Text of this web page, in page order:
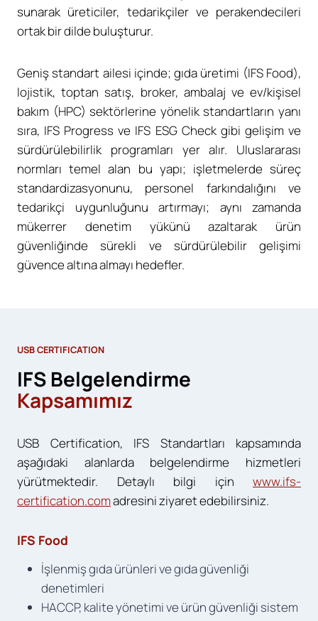
sunarak üreticiler, tedarikçiler ve perakendecileri
ortak bir dilde buluşturur.
Geniş standart ailesi içinde; gıda üretimi (IFS Food),
lojistik, toptan satış, broker, ambalaj ve ev/kişisel
bakım (HPC) sektörlerine yönelik standartların yanı
sıra, IFS Progress ve IFS ESG Check gibi gelişim ve
sürdürülebilirlik programları yer alır. Uluslararası
normları temel alan bu yapı; işletmelerde süreç
standardizasyonunu, personel farkındalığını ve
tedarikçi uygunluğunu artırmayı; aynı zamanda
mükerrer denetim yükünü azaltarak ürün
güvenliğinde sürekli ve sürdürülebilir gelişimi
güvence altına almayı hedefler.
USB CERTIFICATION
IFS Belgelendirme
Kapsamımız
USB Certification, IFS Standartları kapsamında
aşağıdaki alanlarda belgelendirme hizmetleri
yürütmektedir. Detaylı bilgi için www.ifs-
certification.comadresini ziyaret edebilirsiniz.
IFS Food
İşlenmiş gıda ürünleri ve gıda güvenliği
denetimleri
HACCP, kalite yönetimi ve ürün güvenliği sistem